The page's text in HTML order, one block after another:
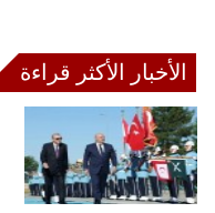
الأخبار الأكثر قراءة